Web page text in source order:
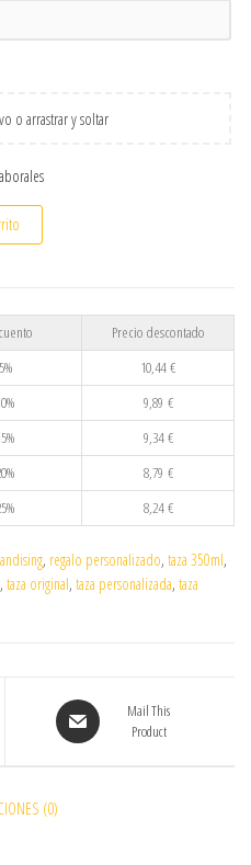
o arrastrar y soltar
personalizada 350 ml | Taza
Precio descontado
5% 10,44€
9,89 €
9,34€
8,79 €
8,24€
, regalo personalizado, taza 350ml,
, taza original, taza personalizada, taza
Mail This
Product
(0)